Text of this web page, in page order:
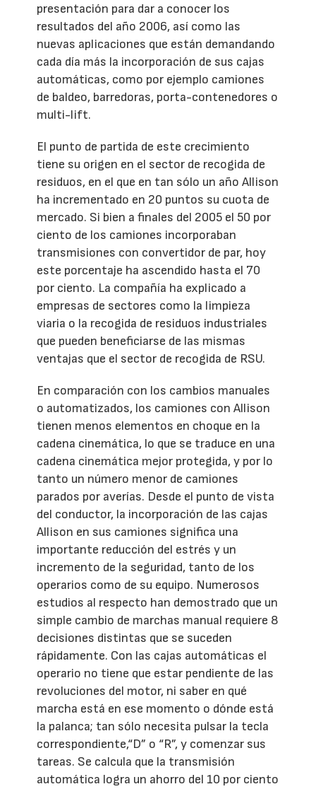
presentación para dar a conocer los
resultados del año 2006, así como las
nuevas aplicaciones que están demandando
cada día más la incorporación de sus cajas
automáticas, como por ejemplo camiones
de baldeo, barredoras, porta-contenedores o
multi-lift.
El punto de partida de este crecimiento
tiene su origen en el sector de recogida de
residuos, en el que en tan sólo un año Allison
ha incrementado en 20 puntos su cuota de
mercado. Si bien a finales del 2005 el 50 por
ciento de los camiones incorporaban
transmisiones con convertidor de par, hoy
este porcentaje ha ascendido hasta el 70
por ciento. La compañía ha explicado a
empresas de sectores como la limpieza
viaria o la recogida de residuos industriales
que pueden beneficiarse de las mismas
ventajas que el sector de recogida de RSU.
En comparación con los cambios manuales
o automatizados, los camiones con Allison
tienen menos elementos en choque en la
cadena cinemática, lo que se traduce en una
cadena cinemática mejor protegida, y por lo
tanto un número menor de camiones
parados por averías. Desde el punto de vista
del conductor, la incorporación de las cajas
Allison en sus camiones significa una
importante reducción del estrés y un
incremento de la seguridad, tanto de los
operarios como de su equipo. Numerosos
estudios al respecto han demostrado que un
simple cambio de marchas manual requiere 8
decisiones distintas que se suceden
rápidamente. Con las cajas automáticas el
operario no tiene que estar pendiente de las
revoluciones del motor, ni saber en qué
marcha está en ese momento o dónde está
la palanca; tan sólo necesita pulsar la tecla
correspondiente,“D” o “R”, y comenzar sus
tareas. Se calcula que la transmisión
automática logra un ahorro del 10 por ciento